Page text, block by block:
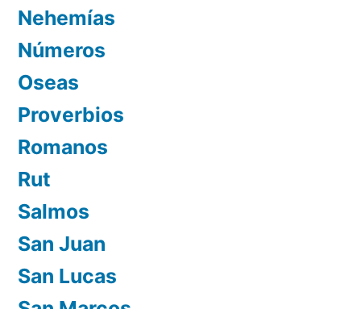
Nehemías
Números
Oseas
Proverbios
Romanos
Rut
Salmos
San Juan
San Lucas